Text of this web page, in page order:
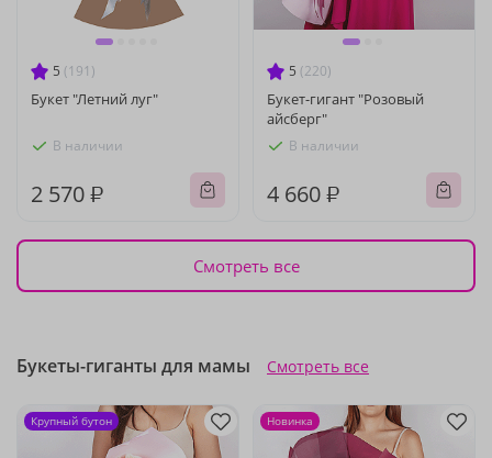
5 (191)
Букет "Летний луг"
В наличии
2 570 ₽
5 (220)
Букет-гигант "Розовый
айсберг"
В наличии
4 660 ₽
Смотреть все
Букеты-гиганты для мамы Смотреть все
Крупный бутон Новинка